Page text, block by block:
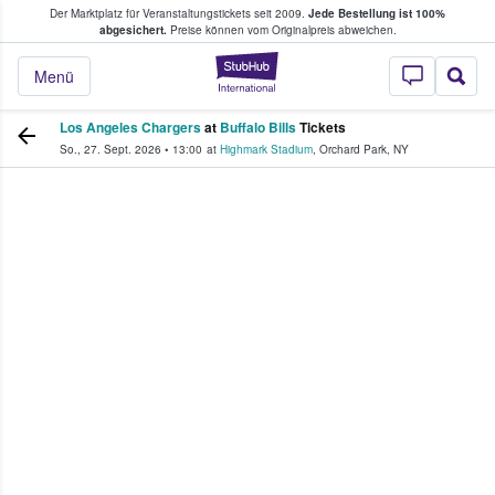
Der Marktplatz für Veranstaltungstickets seit 2009. Jede Bestellung ist 100%
abgesichert.Preise können vom Originalpreis abweichen.
StubHub - Wo
Menü
Tickets kaufen & verkaufen
Los Angeles Chargersat Buffalo BillsTickets
So., 27. Sept. 2026 • 13:00 at Highmark Stadium, Orchard Park, NY